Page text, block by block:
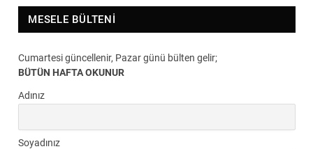
MESELE BÜLTENI
Cumartesi güncellenir, Pazar günü bülten gelir;
BÜTÜN HAFTA OKUNUR
Adınız
Soyadınız